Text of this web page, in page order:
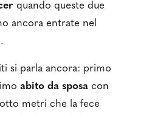
quando queste due
ancora entrate nel
si parla ancora: primo
abito da sposa con
metri che la fece